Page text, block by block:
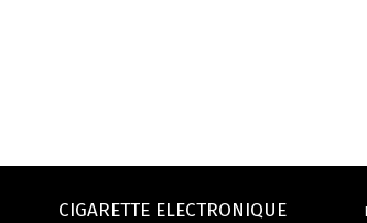
CIGARETTE ELECTRONIQUE